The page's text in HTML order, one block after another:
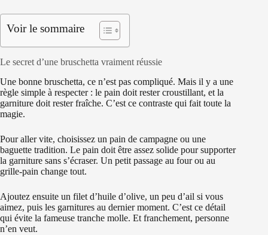
Voir le sommaire
Le secret d’une bruschetta vraiment réussie
Une bonne bruschetta, ce n’est pas compliqué. Mais il y a une
règle simple à respecter : le pain doit rester croustillant, et la
garniture doit rester fraîche. C’est ce contraste qui fait toute la
magie.
Pour aller vite, choisissez un pain de campagne ou une
baguette tradition. Le pain doit être assez solide pour supporter
la garniture sans s’écraser. Un petit passage au four ou au
grille-pain change tout.
Ajoutez ensuite un filet d’huile d’olive, un peu d’ail si vous
aimez, puis les garnitures au dernier moment. C’est ce détail
qui évite la fameuse tranche molle. Et franchement, personne
n’en veut.